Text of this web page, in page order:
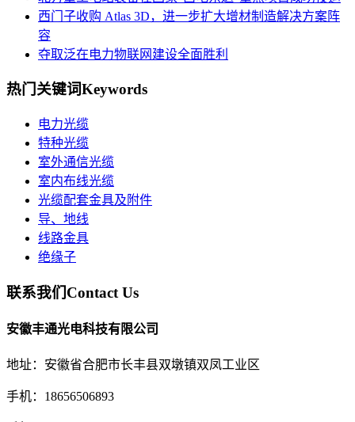
西门子收购 Atlas 3D，进一步扩大增材制造解决方案阵
容
夺取泛在电力物联网建设全面胜利
热门关键词Keywords
电力光缆
特种光缆
室外通信光缆
室内布线光缆
光缆配套金具及附件
导、地线
线路金具
绝缘子
联系我们Contact Us
安徽丰通光电科技有限公司
地址：安徽省合肥市长丰县双墩镇双凤工业区
手机：18656506893